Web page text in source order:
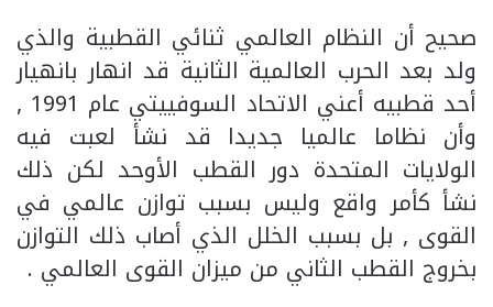
صحيح أن النظام العالمي ثنائي القطبية والذي
ولد بعد الحرب العالمية الثانية قد انهار بانهيار
أحد قطبيه أعني الاتحاد السوفييتي عام 1991 ,
وأن نظاما عالميا جديدا قد نشأ لعبت فيه
الولايات المتحدة دور القطب الأوحد لكن ذلك
نشأ كأمر واقع وليس بسبب توازن عالمي في
القوى , بل بسبب الخلل الذي أصاب ذلك التوازن
بخروج القطب الثاني من ميزان القوى العالمي .